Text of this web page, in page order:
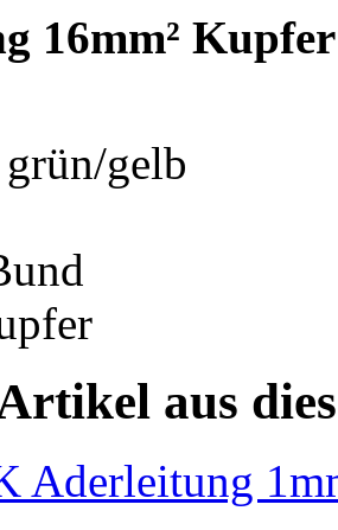
16mm² Kupfer
gelb
aus
Aderleitung